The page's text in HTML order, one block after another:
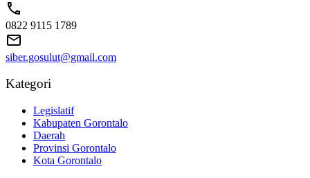
0822 9115 1789
siber.gosulut@gmail.com
Kategori
Legislatif
Kabupaten Gorontalo
Daerah
Provinsi Gorontalo
Kota Gorontalo